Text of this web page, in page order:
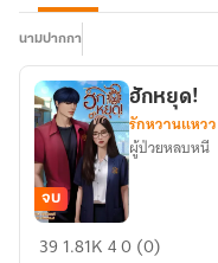
นามปากกา
ฮัก
จบ
ฮักหยุด!
รักหวานแหวว
ผู้ป่วยหลบหนี
39 1.81K40 (0)